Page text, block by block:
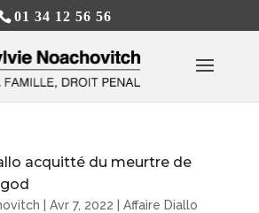
01 34 12 56 56
acquitté du meurtre de
Avr 7, 2022 Affaire Diallo